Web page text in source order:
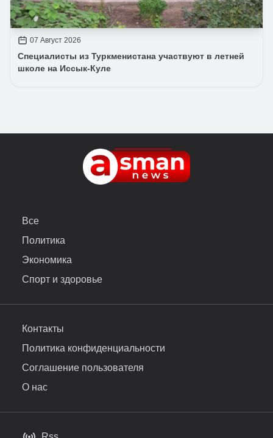
07 Август 2026
Специалисты из Туркменистана участвуют в летней
школе на Иссык-Куле
Все
Политика
Экономика
Спорт и здоровье
Контакты
Политика конфиденциальности
Соглашение пользователя
О нас